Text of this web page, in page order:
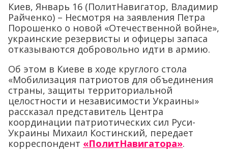
Киев, Январь 16 (ПолитНавигатор, Владимир
Райченко) – Несмотря на заявления Петра
Порошенко о новой «Отечественной войне»,
украинские резервисты и офицеры запаса
отказываются добровольно идти в армию.
Об этом в Киеве в ходе круглого стола
«Мобилизация патриотов для объединения
страны, защиты территориальной
целостности и независимости Украины»
рассказал представитель Центра
координации патриотических сил Руси-
Украины Михаил Костинский, передает
корреспондент «ПолитНавигатора».